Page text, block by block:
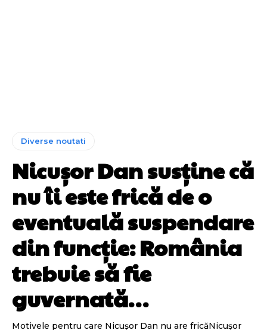
Diverse noutati
Nicușor Dan susține că
nu îi este frică de o
eventuală suspendare
din funcție: România
trebuie să fie
guvernată…
Motivele pentru care Nicușor Dan nu are fricăNicușor